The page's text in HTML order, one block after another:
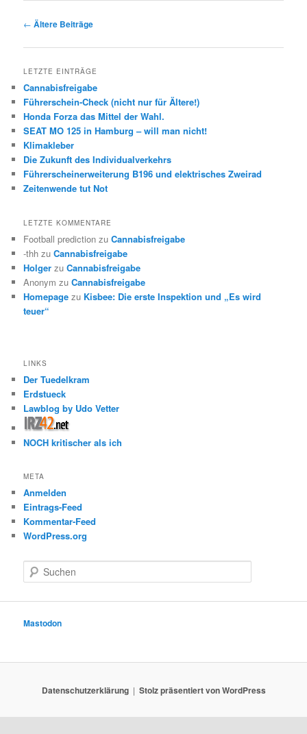
Beitrags-
← Ältere Beiträge
LETZTE EINTRÄGE
Cannabisfreigabe
Führerschein-Check (nicht nur für Ältere!)
Honda Forza das Mittel der Wahl.
SEAT MO 125 in Hamburg – will man nicht!
Klimakleber
Die Zukunft des Individualverkehrs
Führerscheinerweiterung B196 und elektrisches Zweirad
Zeitenwende tut Not
LETZTE KOMMENTARE
Football prediction zuCannabisfreigabe
-thh zuCannabisfreigabe
Holger zuCannabisfreigabe
Anonym zuCannabisfreigabe
Homepage zu Kisbee: Die erste Inspektion und „Es wird
teuer“
LINKS
Der Tuedelkram
Erdstueck
Lawblog by Udo Vetter
NOCH kritischer als ich
META
Anmelden
Eintrags-Feed
Kommentar-Feed
WordPress.org
u
e
Mastodon
Datenschutzerklärung Stolz präsentiert von WordPress